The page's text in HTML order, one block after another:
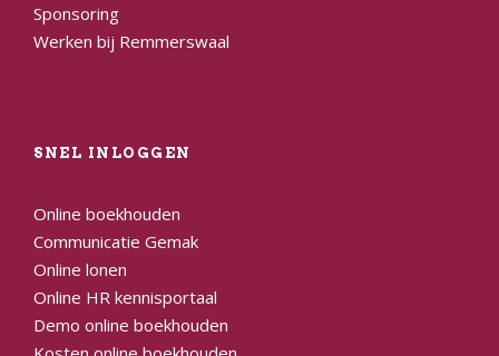
Sponsoring
Werken bij Remmerswaal
SNEL INLOGGEN
Online boekhouden
Communicatie Gemak
Online lonen
Online HR kennisportaal
Demo online boekhouden